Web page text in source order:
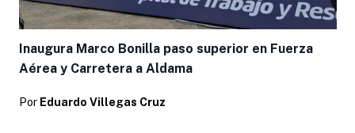
Inaugura Marco Bonilla paso superior en Fuerza
Aérea y Carretera a Aldama
Por Eduardo Villegas Cruz